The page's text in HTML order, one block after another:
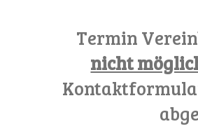
Termin
nicht